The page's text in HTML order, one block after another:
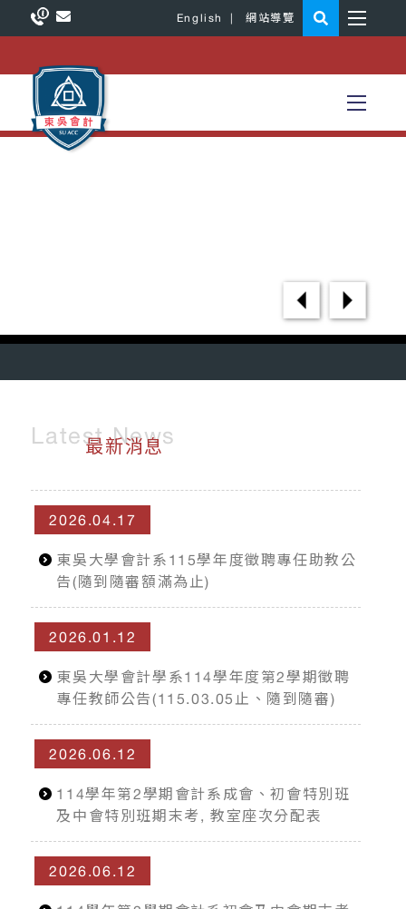
English 網站導覽
Latest News
最新消息
2026.04.17
東吳大學會計系115學年度徵聘專任助教公
告(隨到隨審額滿為止)
2026.01.12
東吳大學會計學系114學年度第2學期徵聘
專任教師公告(115.03.05止、隨到隨審)
2026.06.12
114學年第2學期會計系成會、初會特別班
及中會特別班期末考, 教室座次分配表
2026.06.12